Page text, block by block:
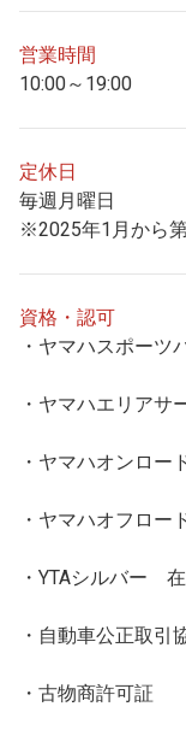
営業時間
10:00～19:00
定休日
毎週月曜日
※2025年1月から
資格・認可
・ヤマハスポーツ
・ヤマハエリアサ
・ヤマハオンロー
・ヤマハオフロー
・YTAシルバー
・自動車公正取引
・古物商許可証